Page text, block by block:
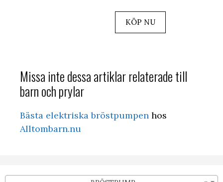
KÖP NU
Missa inte dessa artiklar relaterade till
barn och prylar
Bästa elektriska bröstpumpen hos
Alltombarn.nu